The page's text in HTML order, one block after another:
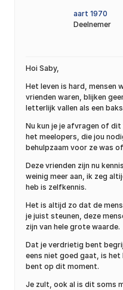
aart 1970
Deelnemer
Hoi Saby,
Het leven is hard, mensen
vrienden waren, blijken
letterlijk vallen als een
Nu kun je je afvragen of
het meelopers, die jou
behulpzaam voor ze was
Deze vrienden zijn nu
weinig meer aan, ik zeg
heb is zelfkennis.
Het is altijd zo dat de
je juist steunen, deze
zijn van hele grote waarde.
Dat je verdrietig bent
eens niet goed gaat, is
bent op dit moment.
Je zult, ook al is dit soms